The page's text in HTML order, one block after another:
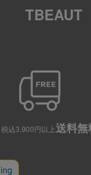
TBEAUT
込3,900円以上送料無